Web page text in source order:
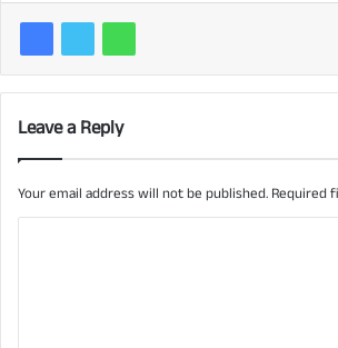
Leave a Reply
Your email address will not be published. Required